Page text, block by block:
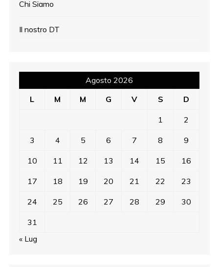
Chi Siamo
Il nostro DT
Agosto 2026
L
M M G V S D
1 2
3 4 5 6 7 8 9
10 11 12 13 14 15 16
17 18 19 20 21 22 23
24 25 26 27 28 29 30
31
« Lug